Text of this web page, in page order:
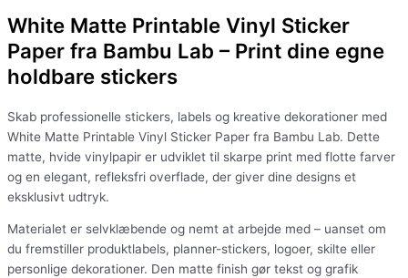
White Matte Printable Vinyl Sticker
Paper fra Bambu Lab – Print dine egne
holdbare stickers
Skab professionelle stickers, labels og kreative dekorationer med
White Matte Printable Vinyl Sticker Paper fra Bambu Lab. Dette
matte, hvide vinylpapir er udviklet til skarpe print med flotte farver
og en elegant, refleksfri overflade, der giver dine designs et
eksklusivt udtryk.
Materialet er selvklæbende og nemt at arbejde med – uanset om
du fremstiller produktlabels, planner-stickers, logoer, skilte eller
personlige dekorationer. Den matte finish gør tekst og grafik